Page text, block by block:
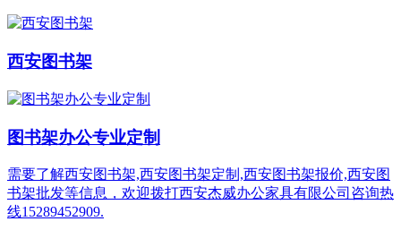
西安图书架
图书架办公专业定制
需要了解西安图书架,西安图书架定制,西安图书架报价,西安图
书架批发等信息，欢迎拨打西安杰威办公家具有限公司咨询热
线15289452909.